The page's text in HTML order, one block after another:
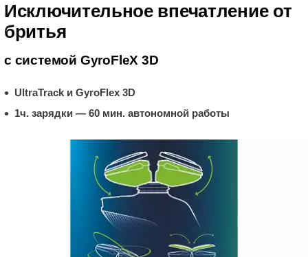
Исключительное впечатление от
бритья
с системой GyroFleX 3D
UltraTrack и GyroFlex 3D
1ч. зарядки — 60 мин. автономной работы